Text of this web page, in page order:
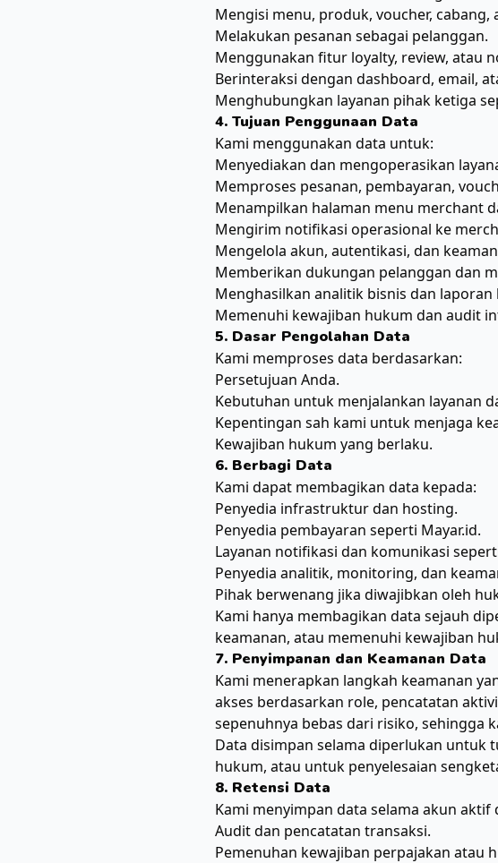
Mengisi menu, produk, voucher,
Melakukan pesanan sebagai pelanggan.
Menggunakan fitur loyalty, review, atau
Berinteraksi dengan dashboard, email,
Menghubungkan layanan pihak ketiga
4. Tujuan Penggunaan Data
Kami menggunakan data untuk:
Menyediakan dan mengoperasikan
Memproses pesanan, pembayaran,
Menampilkan halaman menu merchant
Mengirim notifikasi operasional ke
Mengelola akun, autentikasi, dan
Memberikan dukungan pelanggan dan
Menghasilkan analitik bisnis dan laporan
Memenuhi kewajiban hukum dan audit
5. Dasar Pengolahan Data
Kami memproses data berdasarkan:
Persetujuan Anda.
Kebutuhan untuk menjalankan layanan
Kepentingan sah kami untuk menjaga
Kewajiban hukum yang berlaku.
6. Berbagi Data
Kami dapat membagikan data kepada:
Penyedia infrastruktur dan hosting.
Penyedia pembayaran seperti Mayar.id.
Layanan notifikasi dan komunikasi
Penyedia analitik, monitoring, dan
Pihak berwenang jika diwajibkan oleh
Kami hanya membagikan data sejauh
keamanan, atau memenuhi kewajiban
7. Penyimpanan dan Keamanan Data
Kami menerapkan langkah keamanan
akses berdasarkan role, pencatatan
sepenuhnya bebas dari risiko, sehingga
Data disimpan selama diperlukan untuk
hukum, atau untuk penyelesaian
8. Retensi Data
Kami menyimpan data selama akun
Audit dan pencatatan transaksi.
Pemenuhan kewajiban perpajakan atau